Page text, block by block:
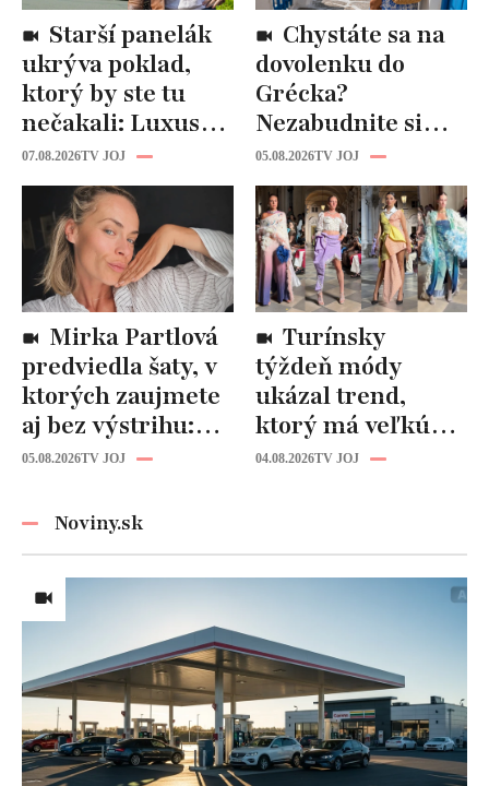
ukrýva poklad,
ktorý by ste tu
nečakali: Luxusná
kuchyňa aj
kúpeľňa ako z
novostavby!
07.08.2026TV JOJ
dovolenku do
Grécka?
Nezabudnite si
odtiaľ uloviť tieto
štýlové kúsky
05.08.2026TV JOJ
predviedla šaty, v
ktorých zaujmete
aj bez výstrihu:
Ich čaro je v tomto
05.08.2026TV JOJ
týždeň módy
ukázal trend,
ktorý má veľkú
budúcnosť: Počuli
04.08.2026TV JOJ
Noviny.sk